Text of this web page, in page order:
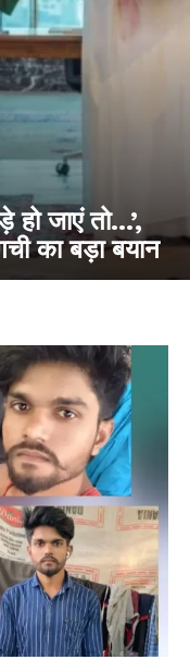
जाएं तो…’,
का बड़ा बयान